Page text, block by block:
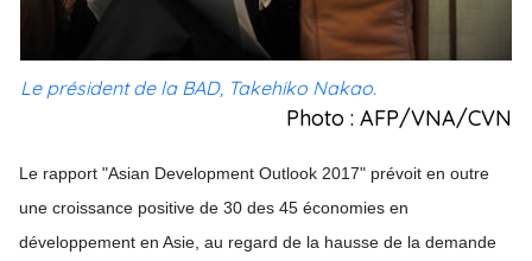
Le président de la BAD, Takehiko Nakao.
Photo : AFP/VNA/CVN
Le rapport "Asian Development Outlook 2017" prévoit en outre
une croissance positive de 30 des 45 économies en
développement en Asie, ​au regard d​e la hausse de la demande